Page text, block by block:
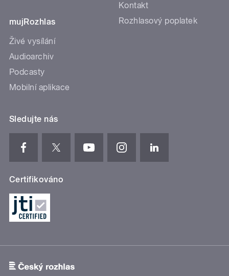
mujRozhlas
Živé vysílání
Audioarchiv
Podcasty
Mobilní aplikace
Kontakt
Rozhlasový poplatek
Sledujte nás
Certifikováno